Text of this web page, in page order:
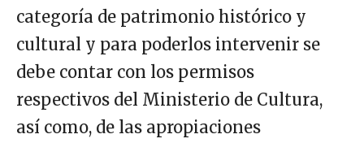
categoría de patrimonio histórico y
cultural y para poderlos intervenir se
debe contar con los permisos
respectivos del Ministerio de Cultura,
así como, de las apropiaciones